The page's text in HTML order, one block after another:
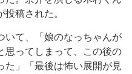
稿された。
て、「娘のなっちゃんが
ってしまって、この後の
た」「最後は怖い展開が見